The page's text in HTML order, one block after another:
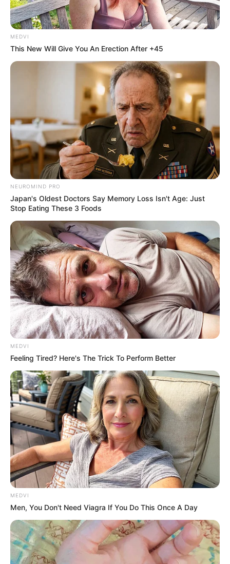
MEDVI
This New Will Give You An Erection After +45
NEUROMIND PRO
Japan's Oldest Doctors Say Memory Loss Isn't Age: Just
Stop Eating These 3 Foods
MEDVI
Feeling Tired? Here's The Trick To Perform Better
MEDVI
Men, You Don't Need Viagra If You Do This Once A Day